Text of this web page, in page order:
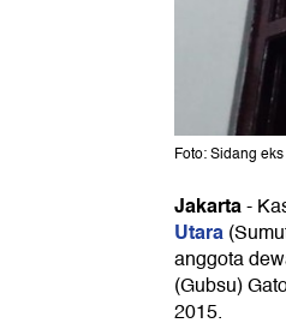
Foto: Sidang
Jakarta-
Utara
anggota
(Gubsu)
2015.